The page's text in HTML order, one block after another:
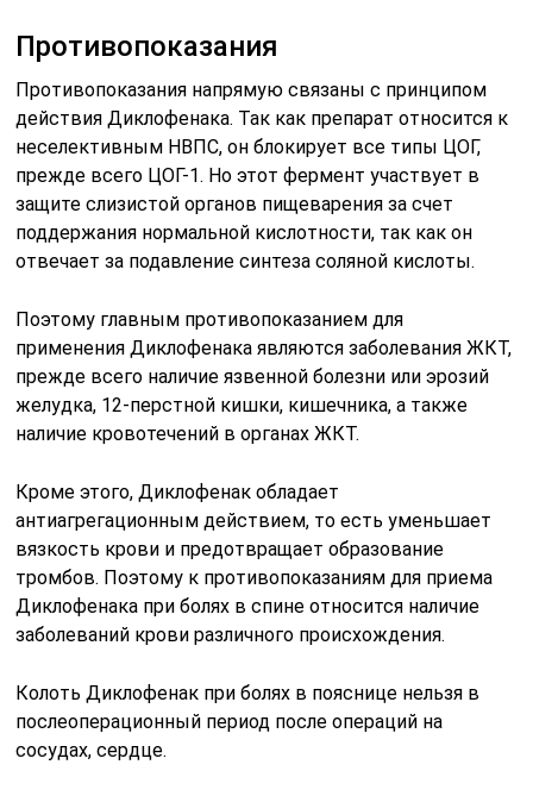
Противопоказания
Противопоказания напрямую связаны с принципом
действия Диклофенака. Так как препарат относится к
неселективным НВПС, он блокирует все типы ЦОГ,
прежде всего ЦОГ-1. Но этот фермент участвует в
защите слизистой органов пищеварения за счет
поддержания нормальной кислотности, так как он
отвечает за подавление синтеза соляной кислоты.
Поэтому главным противопоказанием для
применения Диклофенака являются заболевания ЖКТ,
прежде всего наличие язвенной болезни или эрозий
желудка, 12-перстной кишки, кишечника, а также
наличие кровотечений в органах ЖКТ.
Кроме этого, Диклофенак обладает
антиагрегационным действием, то есть уменьшает
вязкость крови и предотвращает образование
тромбов. Поэтому к противопоказаниям для приема
Диклофенака при болях в спине относится наличие
заболеваний крови различного происхождения.
Колоть Диклофенак при болях в пояснице нельзя в
послеоперационный период после операций на
сосудах, сердце.